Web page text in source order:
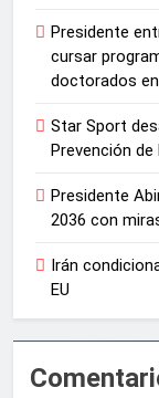
Presidente
cursar
doctorados
Star Sport
Prevención
Presidente
2036 con
Irán
EU